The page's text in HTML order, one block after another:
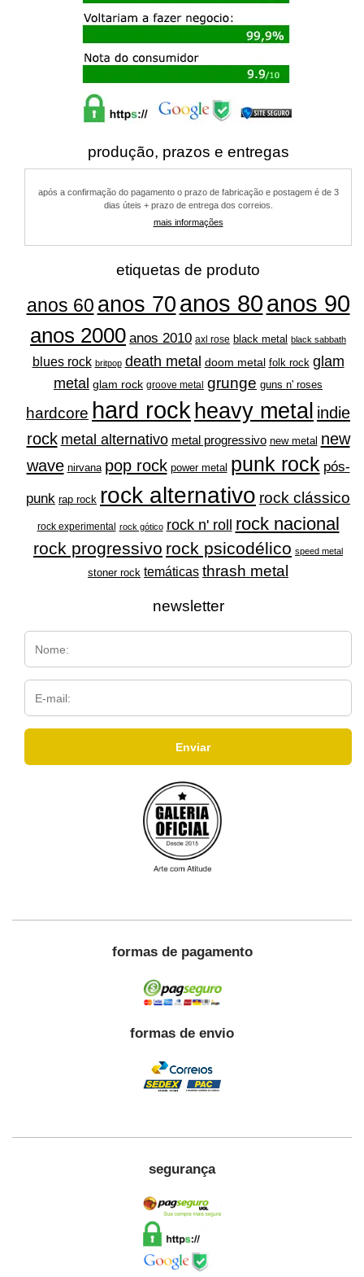
produção, prazos e entregas
após a confirmação do pagamento o prazo de fabricação e postagem é de 3
dias úteis + prazo de entrega dos correios.
mais informações
etiquetas de produto
anos 60 anos 70 anos 80anos 90
anos 2000 anos 2010 axl rose black metal black sabbath
blues rock britpop death metal doom metal folk rock glam
metal glam rock groove metal grunge guns n' roses
hardcore hard rock heavy metal indie
rock metal alternativo metal progressivo new metal new
wave nirvana pop rock power metal punk rock pós-
punk rap rock rock alternativo rock clássico
rock experimental rock gótico rock n' roll rock nacional
rock progressivo rock psicodélico speed metal
stoner rock temáticas thrash metal
newsletter
formas de pagamento
formas de envio
segurança